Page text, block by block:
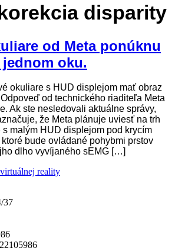
disparity
od Meta ponúknu
oku.
okuliare s HUD displejom mať obraz
od technického riaditeľa Meta
Ak ste nesledovali aktuálne správy,
že Meta plánuje uviesť na trh
malým HUD displejom pod krycím
bude ovládané pohybmi prstov
dlho vyvíjaného sEMG […]
37